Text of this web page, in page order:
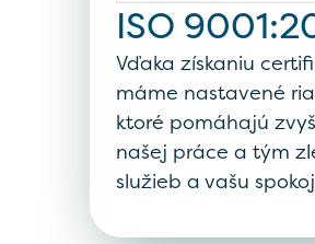
ISO
Vďaka získaniu
máme nastavené
ktoré pomáhajú
našej práce a tým
služieb a vašu